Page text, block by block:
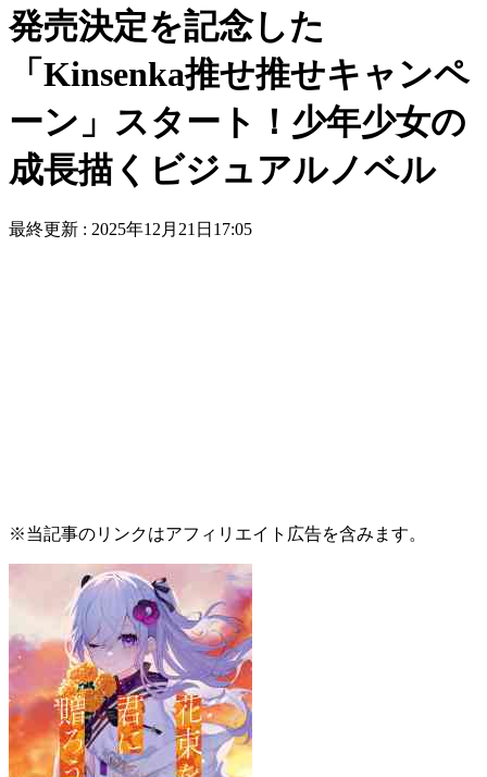
発売決定を記念した
「Kinsenka推せ推せキャンペ
ーン」スタート！少年少女の
成長描くビジュアルノベル
最終更新 : 2025年12月21日17:05
※当記事のリンクはアフィリエイト広告を含みます。